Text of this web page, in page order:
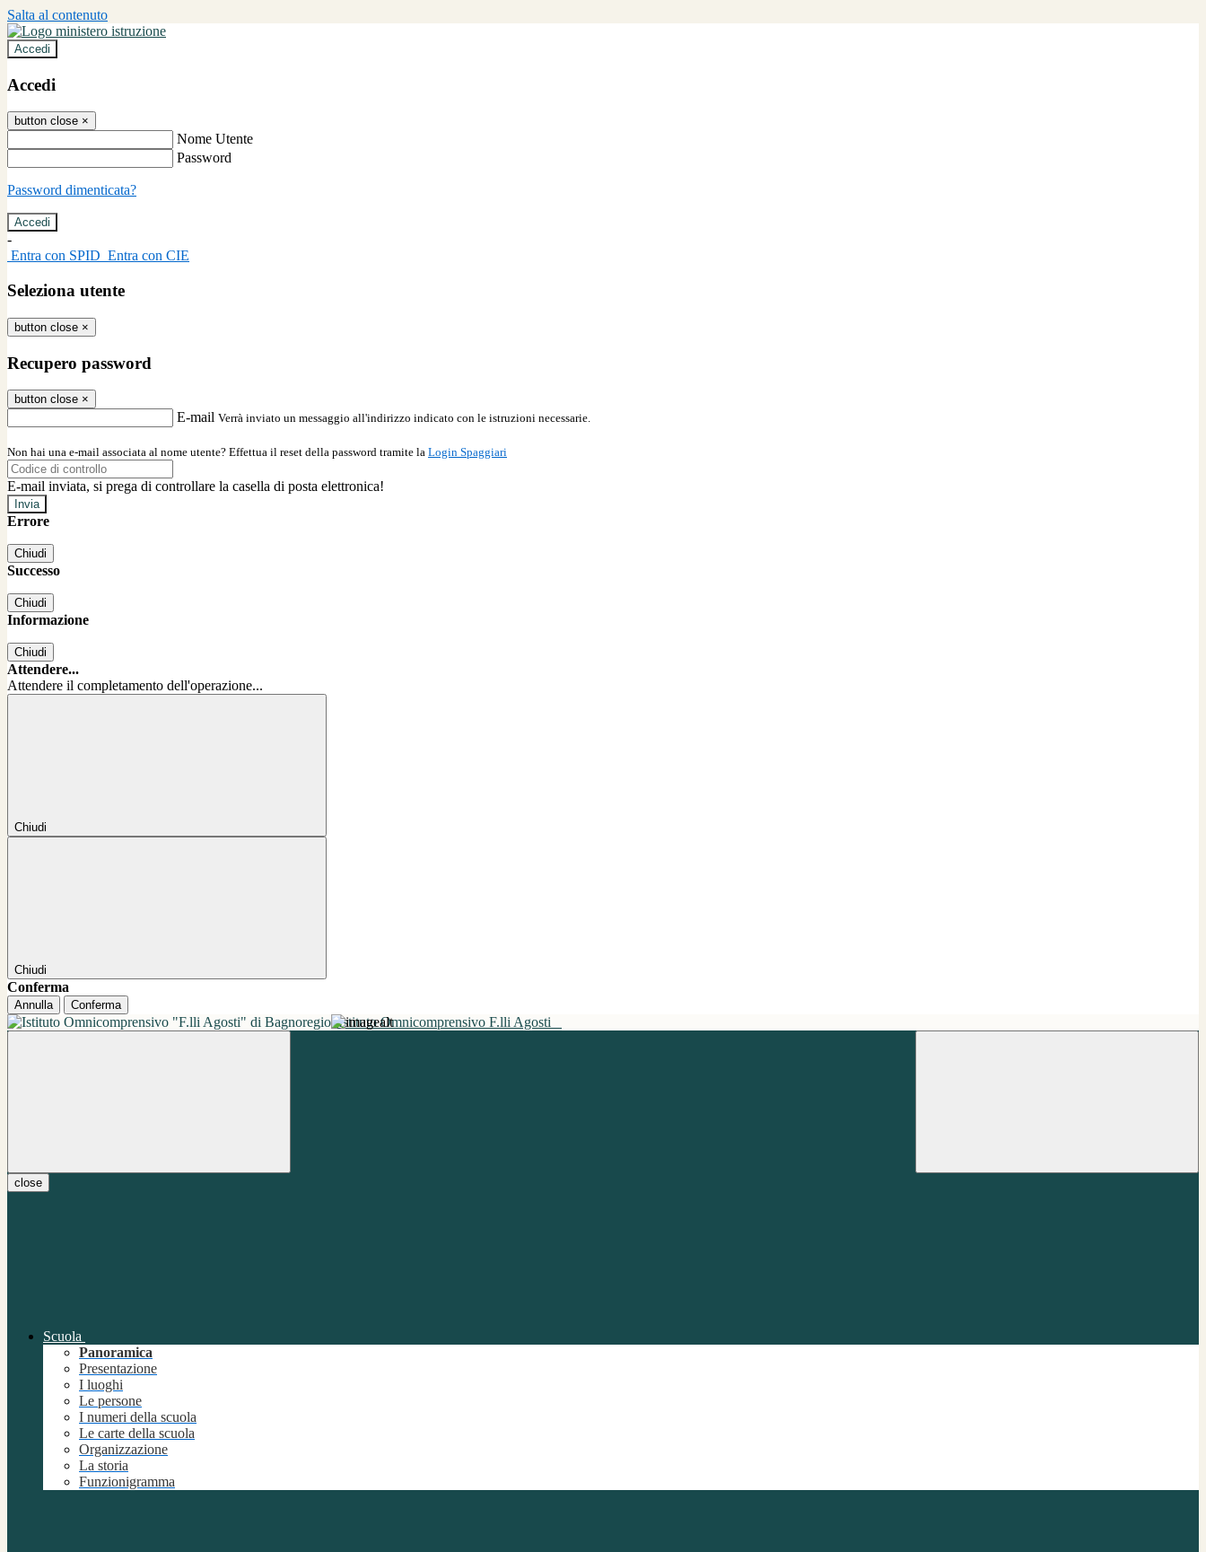
Salta al contenuto
Accedi
Accedi
button close ×
Nome Utente
Password
Password dimenticata?
-
Entra con SPID Entra con CIE
Seleziona utente
button close ×
Recupero password
button close ×
E-mail Verrà inviato un messaggio all'indirizzo indicato con le istruzioni necessarie.
Non hai una e-mail associata al nome utente? Effettua il reset della password tramite la Login Spaggiari
E-mail inviata, si prega di controllare la casella di posta elettronica!
Errore
Chiudi
Successo
Chiudi
Informazione
Chiudi
Attendere...
Attendere il completamento dell'operazione...
Chiudi
Chiudi
Conferma
Annulla Conferma
Istituto Omnicomprensivo F.lli Agosti
close
Scuola
Panoramica
Presentazione
I luoghi
Le persone
I numeri della scuola
Le carte della scuola
Organizzazione
La storia
Funzionigramma